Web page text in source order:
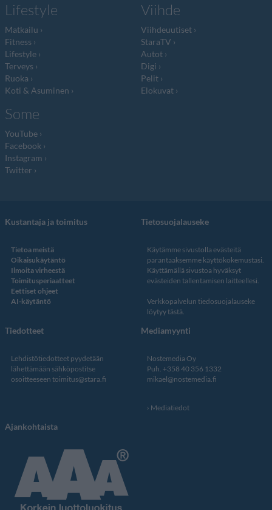
Lifestyle
Matkailu
Fitness
Lifestyle
Terveys
Ruoka
Koti & Asuminen
Viihde
Viihdeuutiset
StaraTV
Autot
Digi
Pelit
Elokuvat
Some
YouTube
Facebook
Instagram
Twitter
Kustantaja ja toimitus
Tietoa meistä
Oikaisukäytäntö
Ilmoita virheestä
Toimitusperiaatteet
Eettiset ohjeet
AI-käytäntö
Tietosuojalauseke
Käytämme sivustolla evästeitä
parantaaksemme käyttökokemustasi.
Käyttämällä sivustoa hyväksyt
evästeiden tallentamisen laitteellesi.
Verkkopalvelun tiedosuojalauseke
löytyy tästä.
Tiedotteet
Lehdistötiedotteet pyydetään
lähettämään sähköpostitse
osoitteeseen toimitus@stara.fi
Mediamyynti
Nostemedia Oy
Puh. +358 40 356 1332
mikael@nostemedia.fi
Mediatiedot
Ajankohtaista